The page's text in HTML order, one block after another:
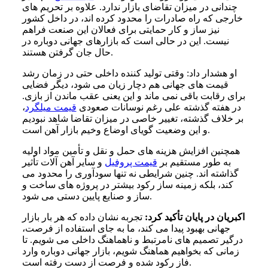
چندانی در میزان تقاضای بازار ندارد. علاوه بر تحریم های
خارجی که راه صادرات را محدود کرده اند، در داخل کشور
نیز ساز و کار حمایتی برای فعالان این صنعت فراهم
نیست. این در حالی است که بازارهای جهانی دوباره در
حال جان گرفتن هستند.
او هشدار داد: وقتی تولید کننده داخلی حتی در زمان رشد
قیمت های جهانی هم دچار زیان می شود، دیگر فضایی
برای رقابت باقی نمی ماند و این یعنی عقب ماندن از بازی.
در هفته گذشته علی رغم نوسانات صعودی قیمت میلگرد،
بر خلاف گذشته، تغییر خاصی در میزان تقاضا شاهد نبودیم
و این وضعیت گویای اوضاع وخیم بازار آهن است.
همچنین افزایش هزینه های حمل و نقل و تأمین مواد اولیه
به طور مستقیم بر قیمت پروفیل و سایر آهن آلات تأثیر
گذاشته اند. چنین شرایطی نه تنها سودآوری را محدود می
کند، بلکه زمینه ساز رکود بیشتر در پروژه های ساخت و
ساز و صنایع پایین دستی می شود.
اکبریان در پایان تأکید کرد:تجربه نشان داده که هر بار بازار
جهانی بهبود پیدا می کند، ما به جای استفاده از فرصت،
درگیر تصمیم های نامرتبط و ناهماهنگ داخلی می شویم. تا
زمانی که بخواهیم هماهنگ شویم، بازار جهانی دوباره وارد
فاز رکود شده و فرصت از دست رفته است.